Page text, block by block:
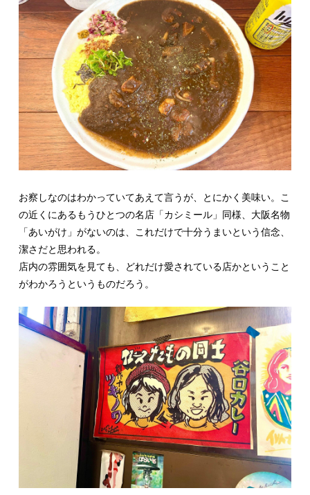
お察しなのはわかっていてあえて言うが、とにかく美味い。こ
の近くにあるもうひとつの名店「カシミール」同様、大阪名物
「あいがけ」がないのは、これだけで十分うまいという信念、
潔さだと思われる。
店内の雰囲気を見ても、どれだけ愛されている店かということ
がわかろうというものだろう。